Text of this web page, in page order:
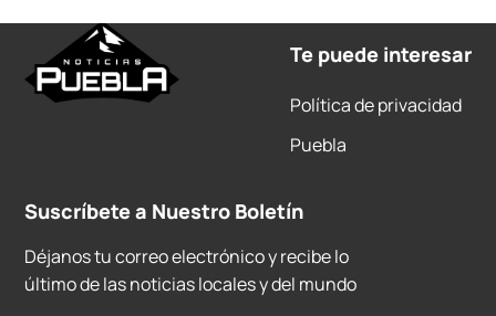
Te puede interesar
Política de privacidad
Puebla
Suscríbete a Nuestro Boletín
Déjanos tu correo electrónico y recibe lo
último de las noticias locales y del mundo